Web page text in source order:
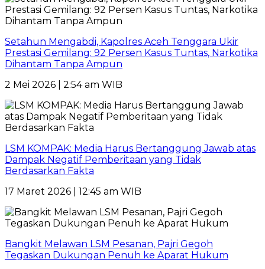
Setahun Mengabdi, Kapolres Aceh Tenggara Ukir
Prestasi Gemilang: 92 Persen Kasus Tuntas, Narkotika
Dihantam Tanpa Ampun
2 Mei 2026 | 2:54 am WIB
LSM KOMPAK: Media Harus Bertanggung Jawab atas
Dampak Negatif Pemberitaan yang Tidak
Berdasarkan Fakta
17 Maret 2026 | 12:45 am WIB
Bangkit Melawan LSM Pesanan, Pajri Gegoh
Tegaskan Dukungan Penuh ke Aparat Hukum